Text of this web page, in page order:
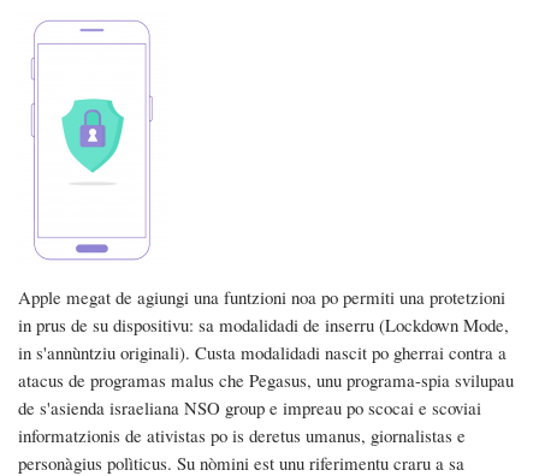
Apple megat de agiungi una funtzioni noa po permiti una protetzioni
in prus de su dispositivu: sa modalidadi de inserru (Lockdown Mode,
in s'annùntziu originali). Custa modalidadi nascit po gherrai contra a
atacus de programas malus che Pegasus, unu programa-spia svilupau
de s'asienda israeliana NSO group e impreau po scocai e scoviai
informatzionis de ativistas po is deretus umanus, giornalistas e
personàgius polìticus. Su nòmini est unu riferimentu craru a sa